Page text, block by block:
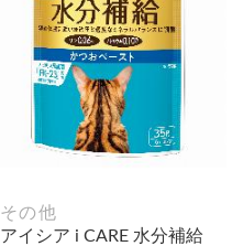
その他
アイシア i CARE 水分補給